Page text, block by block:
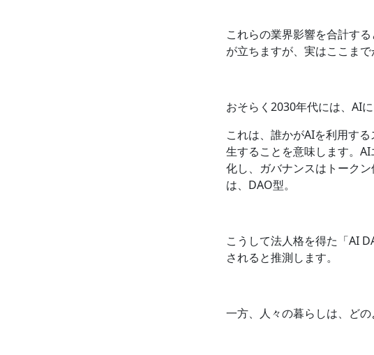
これらの業界影響を合計す
が立ちますが、実はここまで
おそらく2030年代には、AI
これは、誰かがAIを利用す
生することを意味します。
化し、ガバナンスはトーク
は、DAO型。
こうして法人格を得た「AI
されると推測します。
一方、人々の暮らしは、ど